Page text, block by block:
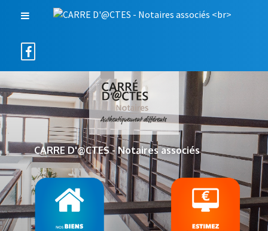
CARRE D'@CTES - Notaires associés